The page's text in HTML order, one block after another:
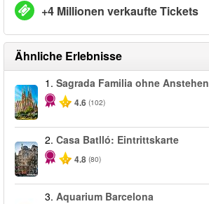
+4 Millionen verkaufte Tickets
Ähnliche Erlebnisse
1. Sagrada Familia ohne Anstehen
4.6 (102)
2. Casa Batlló: Eintrittskarte
4.8 (80)
3. Aquarium Barcelona